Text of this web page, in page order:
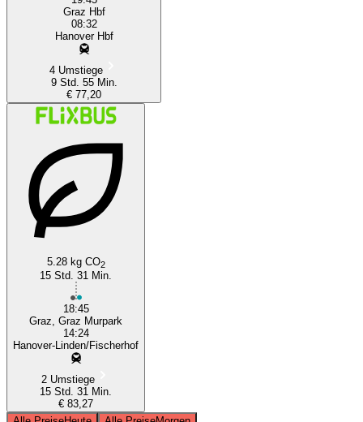
Graz Hbf
08:32
Hanover Hbf
4 Umstiege
9 Std. 55 Min.
€ 77,20
5.28 kg CO2
15 Std. 31 Min.
18:45
Graz, Graz Murpark
14:24
Hanover-Linden/Fischerhof
2 Umstiege
15 Std. 31 Min.
€ 83,27